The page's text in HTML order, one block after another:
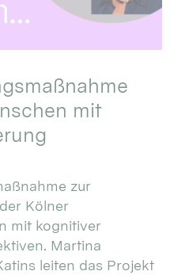
mit
zur
Kölner
mit kognitiver
Martina
leiten das Projekt